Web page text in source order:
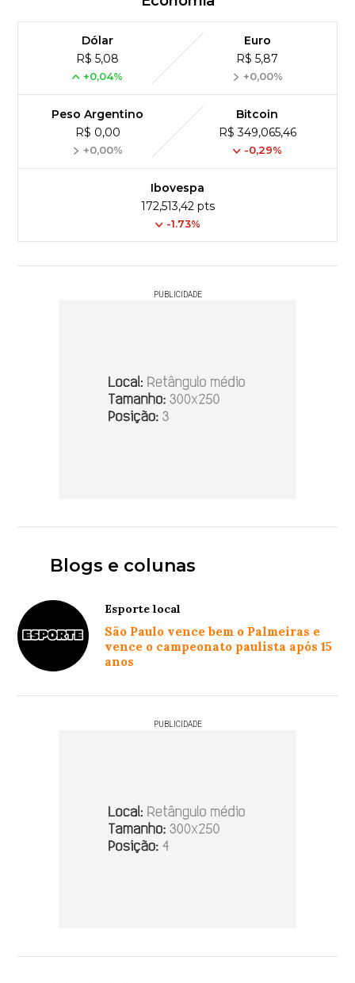
Dólar
R$ 5,08
+0,04%
Euro
R$ 5,87
+0,00%
Peso Argentino
R$ 0,00
+0,00%
Bitcoin
R$ 349,065,46
-0,29%
Ibovespa
172,513,42 pts
-1.73%
PUBLICIDADE
Blogs e colunas
Esporte local
São Paulo vence bem o Palmeiras e
vence o campeonato paulista após 15
anos
PUBLICIDADE